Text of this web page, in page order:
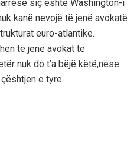
siç është Washington-i
kanë nevojë të jenë avokatë
euro-atlantike.
të jenë avokat të
nuk do t’a bëjë këtë,nëse
e tyre.